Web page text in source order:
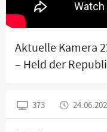
Aktuelle Kamera
– Held der
373